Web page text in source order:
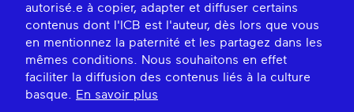
autorisé.e à copier, adapter et diffuser certains
contenus dont l'ICB est l'auteur, dès lors que vous
en mentionnez la paternité et les partagez dans les
mêmes conditions. Nous souhaitons en effet
faciliter la diffusion des contenus liés à la culture
basque.
En savoir plus